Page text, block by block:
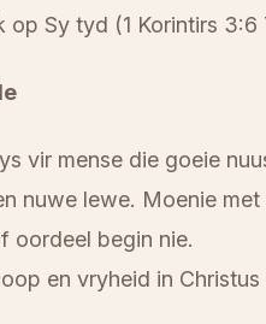
op Sy tyd (1 Korintirs 3:6
vir mense die goeie
nuwe lewe. Moenie met
oordeel begin nie.
en vryheid in Christus